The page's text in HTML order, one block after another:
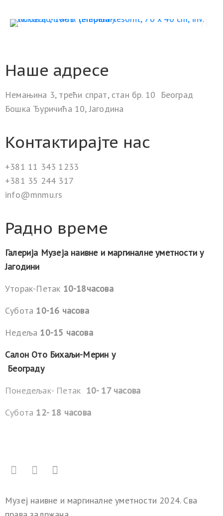
Наше адресе
Немањина 3, трећи спрат, стан бр. 10 Београд
Бошка Ђуричића 10, Јагодина
Контактирајте нас
+381 11 343 1233
+381 35 244 317
info@mnmu.rs
Радно време
Галерија Музеја наивне и маргиналне уметности у
Јагодини
Уторак-Петак 10-18часова
Субота 10-16 часова
Недеља 10-15 часова
Салон Ото Бихаљи-Мерин у
Београду
Понедељак- Петак 10- 17 часова
Субота 12- 18 часова
Музеј наивне и маргиналне уметности 2024. Сва